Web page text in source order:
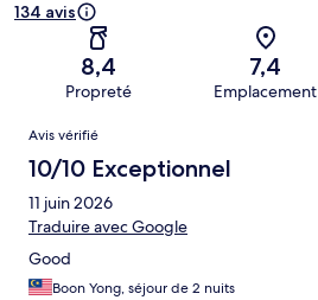
134 avis
8,4
Propreté
7,4
Emplacement
Avis
Avis vérifié
10/10 Exceptionnel
11 juin 2026
Traduire avec Google
Good
Boon Yong, séjour de 2 nuits